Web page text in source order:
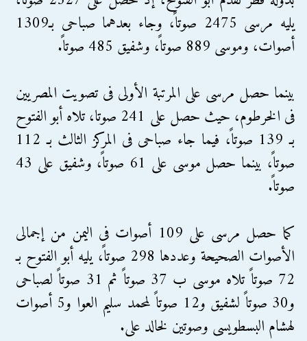
يليه مرسى 2475 صوتاً، وجاء بعدهما صباحى بـ1309
أصوات، وموسى 889 صوتاً، وشفيق 485 صوتاً.
بينما حصل مرسى على المرتبة الأولى فى تصويت المصريين
فى الخرطوم، حيث حصل على 241 صوتا، تلاه أبو الفتوح
بـ 139 صوتاً، فيما جاء صباحى فى المركز الثالث بـ 112
صوتاً، بينما حصل موسى على 61 صوتاً، وشفيق على 43
صوتاً.
كما حصل مرسى على 109 أصوات فى اليمن من إجمالى
الأصوات الصحيحة وعددها 298 صوتاً، يليه أبو الفتوح بـ
72 صوتاً تلاه موسى ب 37 صوتاً ثم 31 صوتاً لصباحى
و30 صوتاً لشفيق و12 صوتاً لمحمد سليم العوا و5 أصوات
لهشام البسطويسى وصوتين لخالد على.